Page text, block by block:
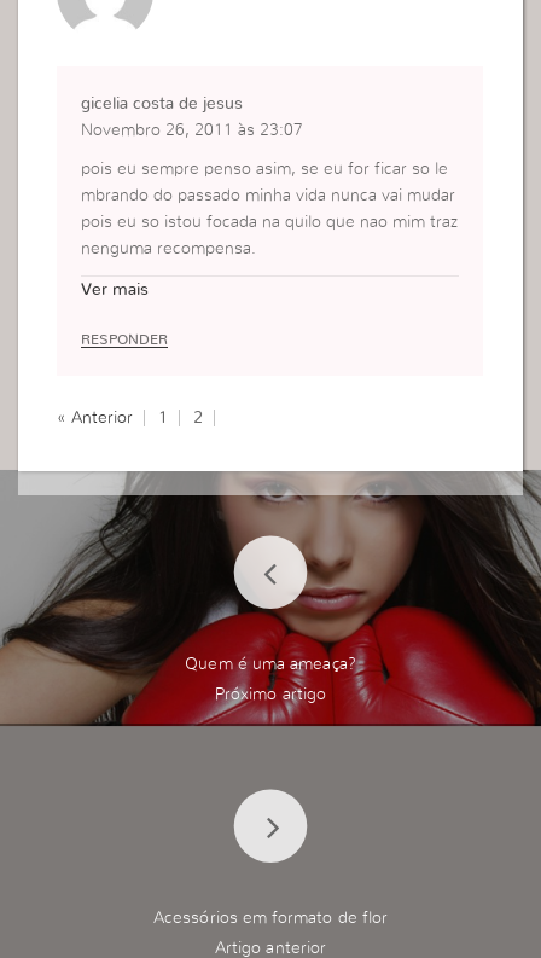
gicelia costa de jesus
Novembro 26, 2011 às 23:07
pois eu sempre penso asim, se eu for ficar so le
mbrando do passado minha vida nunca vai mudar
pois eu so istou focada na quilo que nao mim traz
nenguma recompensa.
Ver mais
RESPONDER
« Anterior 1 2
Quem é uma ameaça?
Acessórios em formato de flor